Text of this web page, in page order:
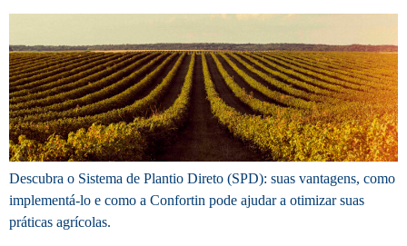
Descubra o Sistema de Plantio Direto (SPD): suas vantagens, como
implementá-lo e como a Confortin pode ajudar a otimizar suas
práticas agrícolas.